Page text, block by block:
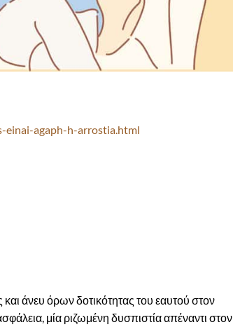
agaph-h-arrostia.html
άνευ όρων δοτικότητας του εαυτού στον
μία ριζωμένη δυσπιστία απέναντι στον